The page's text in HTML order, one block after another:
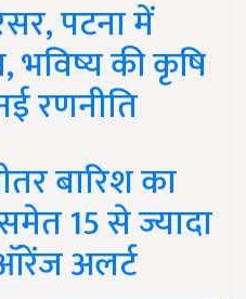
पटना में
भविष्य की कृषि
रणनीति
बारिश का
15 से ज्यादा
अलर्ट